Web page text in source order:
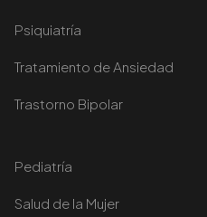
Psiquiatría
Tratamiento de Ansiedad
Trastorno Bipolar
Pediatría
Salud de la Mujer